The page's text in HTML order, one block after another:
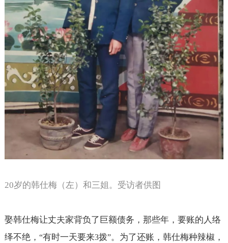
20岁的韩仕梅（左）和三姐。受访者供图
娶韩仕梅让丈夫家背负了巨额债务，那些年，要账的人络
绎不绝， “有时一天要来3拨”。为了还账，韩仕梅种辣椒，